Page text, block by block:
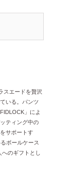
スエードを贅沢
いる。パンツ
」によ
ティング中の
サポートす
ボールケース
のギフトとし